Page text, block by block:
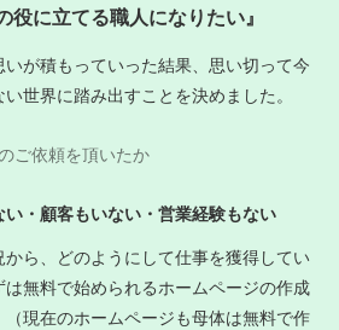
に立てる職人になりたい』
が積もっていった結果、思い切って今
世界に踏み出すことを決めました。
ご依頼を頂いたか
・顧客もいない・営業経験もない
ら、どのようにして仕事を獲得してい
無料で始められるホームページの作成
現在のホームページも母体は無料で作